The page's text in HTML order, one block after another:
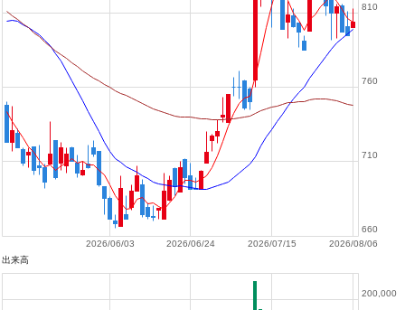
2026/08/06
2026/07/15
2026/06/24
2026/06/03
660
710
760
810
出来高
200,000